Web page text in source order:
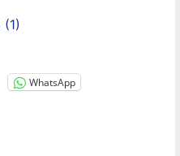
WhatsApp